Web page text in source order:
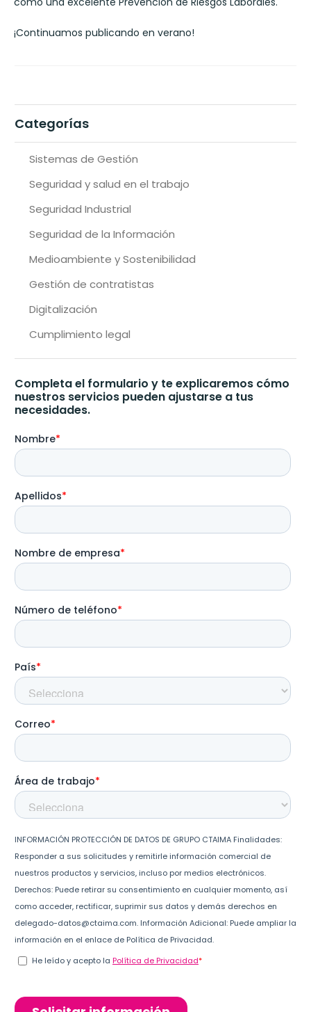
¡Continuamos publicando en verano!
Categorías
Sistemas de Gestión
Seguridad y salud en el trabajo
Seguridad Industrial
Seguridad de la Información
Medioambiente y Sostenibilidad
Gestión de contratistas
Digitalización
Cumplimiento legal
Completa el formulario y te explicaremos cómo
nuestros servicios pueden ajustarse a tus
necesidades.